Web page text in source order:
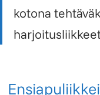
kotona